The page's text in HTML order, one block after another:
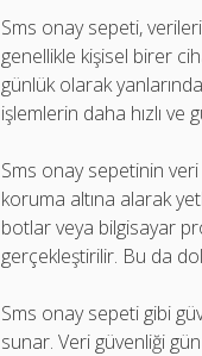
Sms onay sepeti,
genellikle kişisel birer
günlük olarak
işlemlerin daha hızlı ve
Sms onay sepetinin veri
koruma altına alarak
botlar veya bilgisayar
gerçekleştirilir. Bu da
Sms onay sepeti gibi
sunar. Veri güvenliği